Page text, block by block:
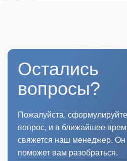
Остались
вопросы?
Пожалуйста,
вопрос, и в ближайшее
свяжется наш менеджер. Он
поможет вам разобраться.